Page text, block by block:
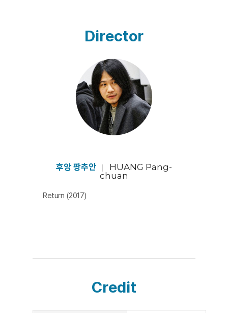
들림과 부유하는 이미지들로 형상화된다. 영화의 여정은
프랑스 북부 투르쿠앙에서 출발해 유럽을 가로질러 아시
아 대륙 횡단 철도를 따라 시베리아와 몽골를 건너간다. 긴
여행 속에서 감독은 오래된 사진 한 장에 얽힌 기억을 조금
씩 끄집어 낸다. 여정의 시작점에서 희미한 사진은 감독 자
신의 비밀스런 이야기인 양 혹은 오래전 기억 속의 것인 양
풀어진다. 하지만 여정의 끝에 다다를수록 사진은 선명해
지고 전체가 드러난다. 전쟁에서 살아남기 위해 해체된 가
록 가슴에 담아둬야 했다. 그리고 훗날 먼지 더미 속에서
편지와 일기와 함께 발견한 할아버지의 낡은 사진 한 장은
그를 멀고 긴 여정으로 이끈다. [임세은]
Director
후앙 팡추안
HUANG Pang-
chuan
Return (2017)
Credit